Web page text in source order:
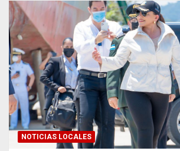
NOTICIAS LOCALES